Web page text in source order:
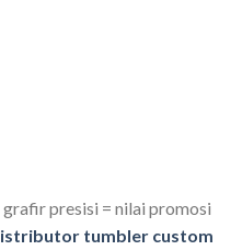
presisi = nilai promosi
tumbler custom